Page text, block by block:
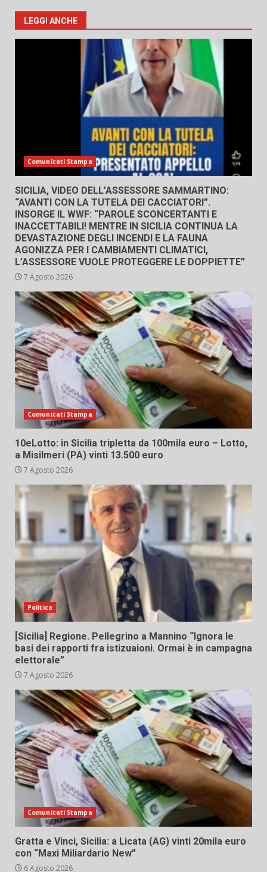
LEGGI ANCHE
Comunicati Stampa
SICILIA, VIDEO DELL’ASSESSORE SAMMARTINO:
“AVANTI CON LA TUTELA DEI CACCIATORI”.
INSORGE IL WWF: “PAROLE SCONCERTANTI E
INACCETTABILI! MENTRE IN SICILIA CONTINUA LA
DEVASTAZIONE DEGLI INCENDI E LA FAUNA
AGONIZZA PER I CAMBIAMENTI CLIMATICI,
L’ASSESSORE VUOLE PROTEGGERE LE DOPPIETTE”
7 Agosto 2026
Comunicati Stampa
10eLotto: in Sicilia tripletta da 100mila euro – Lotto,
a Misilmeri (PA) vinti 13.500 euro
7 Agosto 2026
Politica
[Sicilia] Regione. Pellegrino a Mannino “Ignora le
basi dei rapporti fra istizuaioni. Ormai è in campagna
elettorale”
7 Agosto 2026
Comunicati Stampa
Gratta e Vinci, Sicilia: a Licata (AG) vinti 20mila euro
con “Maxi Miliardario New”
6 Agosto 2026